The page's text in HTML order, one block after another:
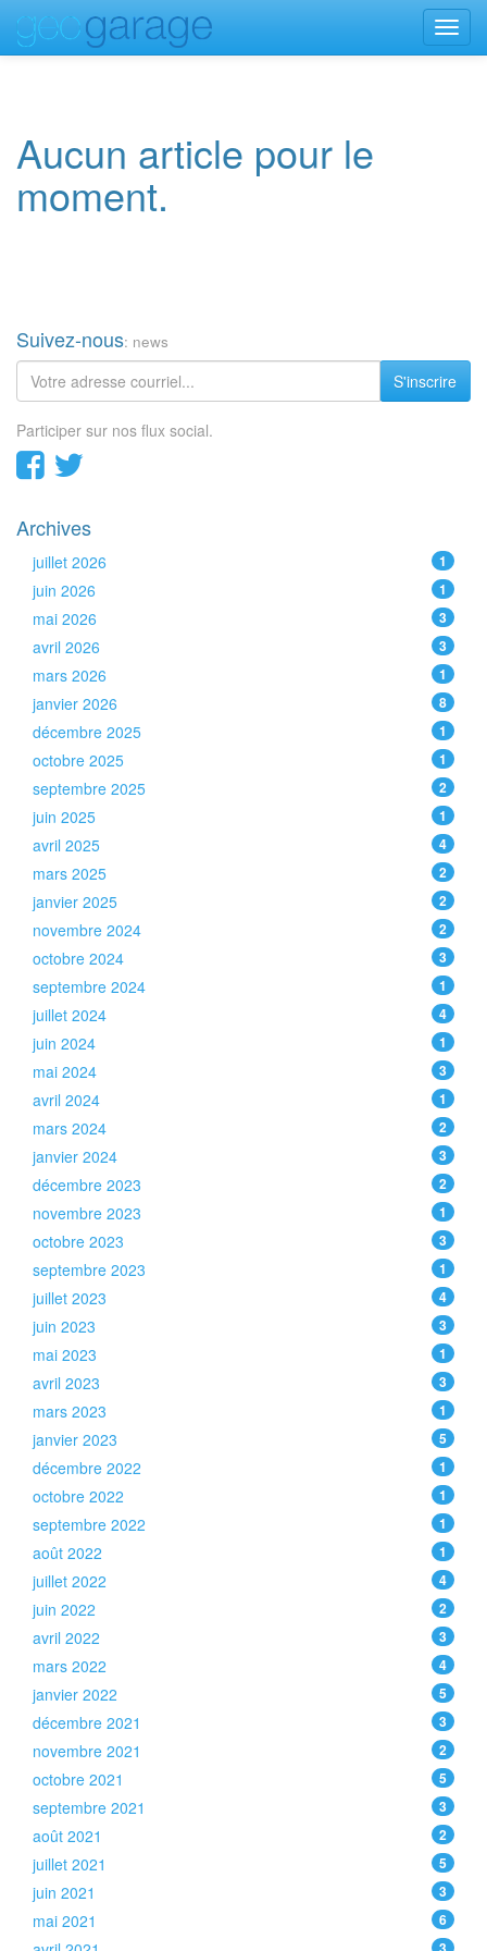
Aucun article pour le
moment.
Suivez-nous: news
S'inscrire
Participer sur nos flux social.
Archives
juillet 2026 1
juin 2026 1
mai 2026 3
avril 2026 3
mars 2026 1
janvier 2026 8
décembre 2025 1
octobre 2025 1
septembre 2025 2
juin 2025 1
avril 2025 4
mars 2025 2
janvier 2025 2
novembre 2024 2
octobre 2024 3
septembre 2024 1
juillet 2024 4
juin 2024 1
mai 2024 3
avril 2024 1
mars 2024 2
janvier 2024 3
décembre 2023 2
novembre 2023 1
octobre 2023 3
septembre 2023 1
juillet 2023 4
juin 2023 3
mai 2023 1
avril 2023 3
mars 2023 1
janvier 2023 5
décembre 2022 1
octobre 2022 1
septembre 2022 1
août 2022 1
juillet 2022 4
juin 2022 2
avril 2022 3
mars 2022 4
janvier 2022 5
décembre 2021 3
novembre 2021 2
octobre 2021 5
septembre 2021 3
août 2021 2
juillet 2021 5
juin 2021 3
mai 2021 6